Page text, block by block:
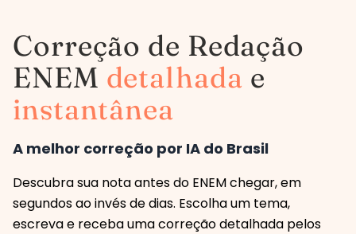
Correção de Redação
ENEM detalhada e
instantânea
A melhor correção por IA do Brasil
Descubra sua nota antes do ENEM chegar, em
segundos ao invés de dias. Escolha um tema,
escreva e receba uma correção detalhada pelos